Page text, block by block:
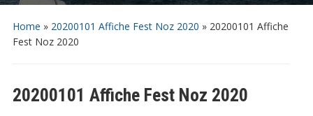
Home » 20200101 Affiche Fest Noz 2020 » 20200101 Affiche
Fest Noz 2020
20200101 Affiche Fest Noz 2020